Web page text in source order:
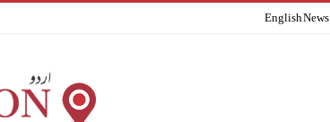
English News